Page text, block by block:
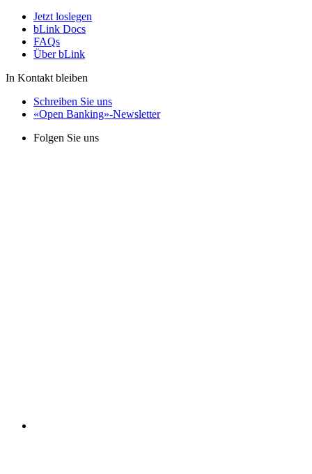
Jetzt loslegen
bLink Docs
FAQs
Über bLink
In Kontakt bleiben
Schreiben Sie uns
«Open Banking»-Newsletter
Folgen Sie uns